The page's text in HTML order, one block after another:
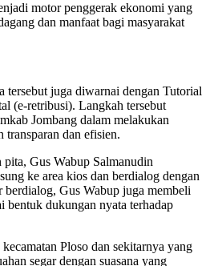
motor penggerak ekonomi yang
dan manfaat bagi masyarakat
tersebut juga diwarnai dengan Tutorial
(e-retribusi). Langkah tersebut
Jombang dalam melakukan
transparan dan efisien.
Gus Wabup Salmanudin
ke area kios dan berdialog dengan
berdialog, Gus Wabup juga membeli
bentuk dukungan nyata terhadap
Ploso dan sekitarnya yang
segar dengan suasana yang